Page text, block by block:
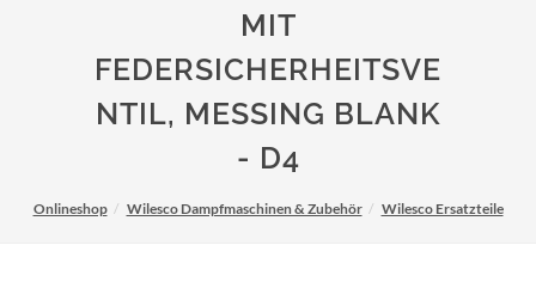
MIT
FEDERSICHERHEITSVE
NTIL, MESSING BLANK
- D4
Onlineshop Wilesco Dampfmaschinen & Zubehör Wilesco Ersatzteile